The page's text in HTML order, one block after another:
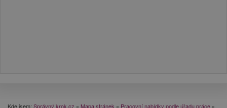
Kde jsem: Správný krok.cz » Mapa stránek » Pracovní nabídky podle úřadu práce »